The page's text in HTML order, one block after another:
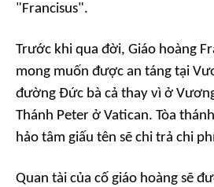
"Francisus".
Trước khi qua đời, Giáo hoàng
mong muốn được an táng tại
đường Đức bà cả thay vì ở
Thánh Peter ở Vatican. Tòa
hảo tâm giấu tên sẽ chi trả chi
Quan tài của cố giáo hoàng sẽ